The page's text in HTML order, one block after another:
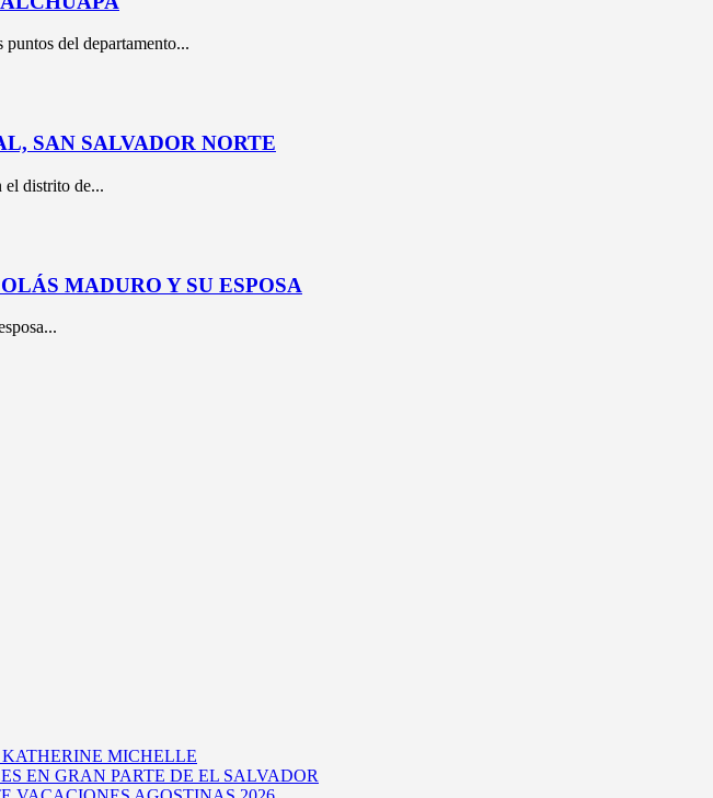
puntos del departamento...
SAN SALVADOR NORTE
distrito de...
MADURO Y SU ESPOSA
MICHELLE
EN GRAN PARTE DE EL SALVADOR